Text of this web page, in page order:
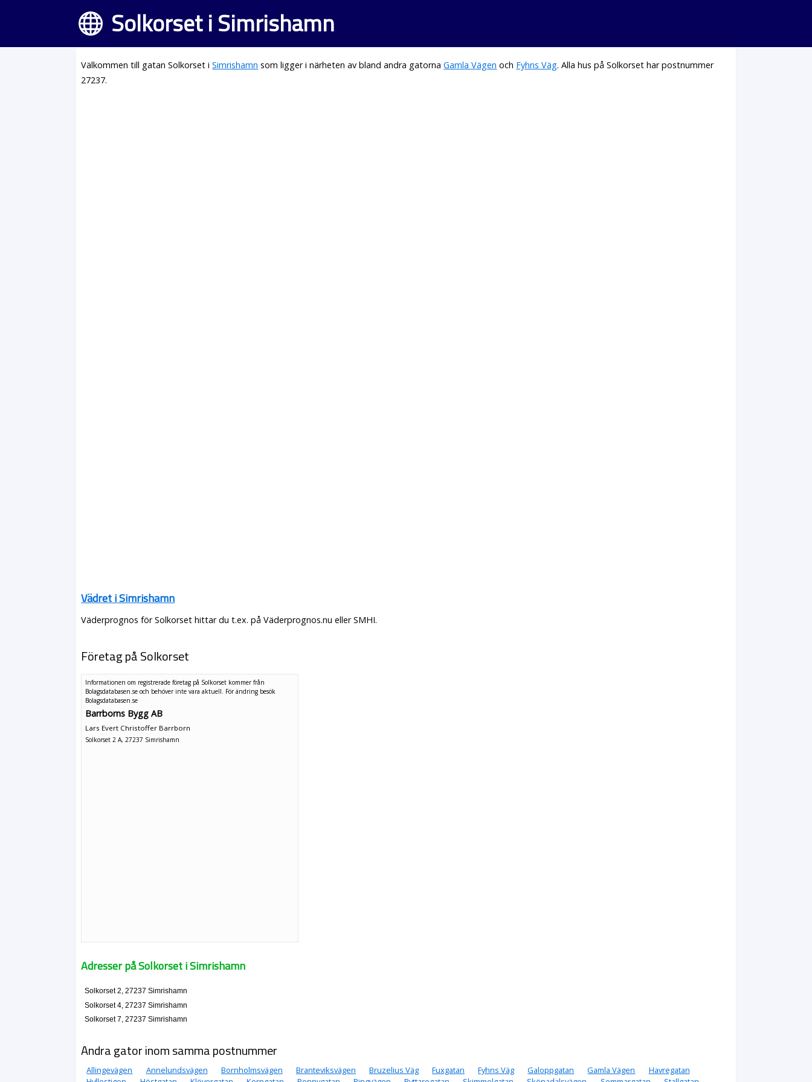
Solkorset i Simrishamn
Välkommen till gatan Solkorset iSimrishamn som ligger i närheten av bland andra gatornaGamla Vägen och Fyhns Väg. Alla hus på Solkorset har postnummer
27237.
Vädret i Simrishamn
Väderprognos för Solkorset hittar du t.ex. på Väderprognos.nu eller SMHI.
Företag på Solkorset
Informationen om registrerade företag på Solkorset kommer från
Bolagsdatabasen.se och behöver inte vara aktuell. För ändring besök
Bolagsdatabasen.se
Barrborns Bygg AB
Lars Evert Christoffer Barrborn
Solkorset 2 A, 27237 Simrishamn
Adresser på Solkorset i Simrishamn
Solkorset 2, 27237 Simrishamn
Solkorset 4, 27237 Simrishamn
Solkorset 7, 27237 Simrishamn
Andra gator inom samma postnummer
Allingevägen Annelundsvägen Bornholmsvägen Branteviksvägen Bruzelius Väg Fuxgatan Fyhns Väg Galoppgatan Gamla Vägen
Havregatan